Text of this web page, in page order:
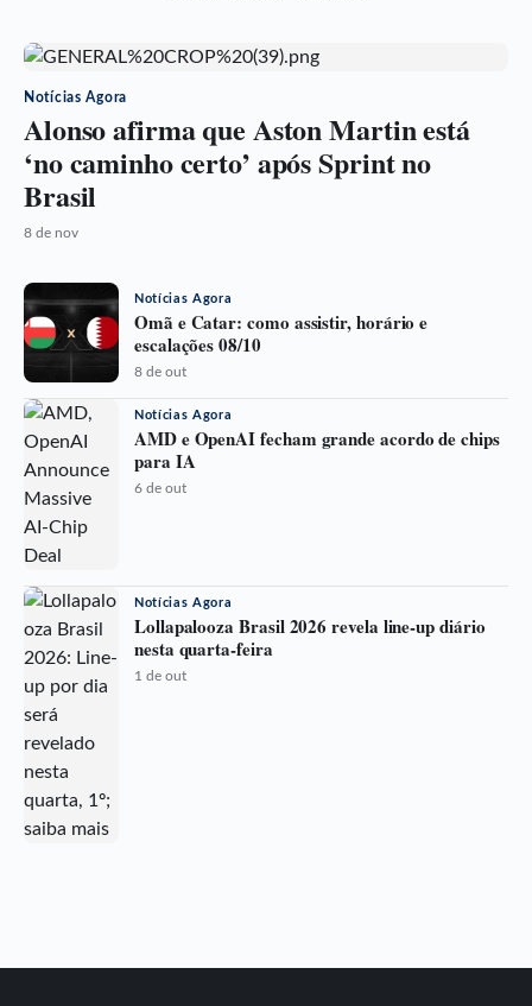
Notícias Agora
Alonso afirma que Aston Martin está
‘no caminho certo’ após Sprint no
Brasil
8 de nov
Notícias Agora
Omã e Catar: como assistir, horário e
escalações 08/10
8 de out
Notícias Agora
AMD e OpenAI fecham grande acordo de chips
para IA
6 de out
Notícias Agora
Lollapalooza Brasil 2026 revela line-up diário
nesta quarta-feira
1 de out